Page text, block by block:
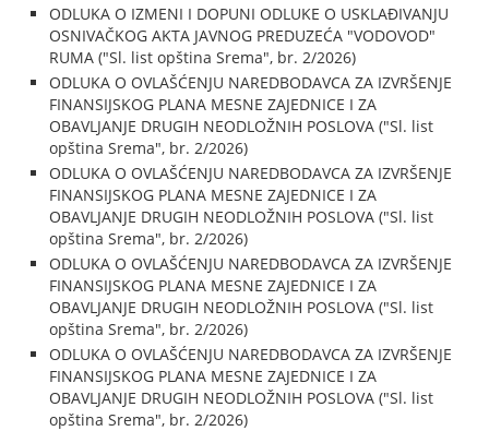
ODLUKA O IZMENI I DOPUNI ODLUKE O USKLAĐIVANJU
OSNIVAČKOG AKTA JAVNOG PREDUZEĆA "VODOVOD"
RUMA ("Sl. list opština Srema", br. 2/2026)
ODLUKA O OVLAŠĆENJU NAREDBODAVCA ZA IZVRŠENJE
FINANSIJSKOG PLANA MESNE ZAJEDNICE I ZA
OBAVLJANJE DRUGIH NEODLOŽNIH POSLOVA ("Sl. list
opština Srema", br. 2/2026)
ODLUKA O OVLAŠĆENJU NAREDBODAVCA ZA IZVRŠENJE
FINANSIJSKOG PLANA MESNE ZAJEDNICE I ZA
OBAVLJANJE DRUGIH NEODLOŽNIH POSLOVA ("Sl. list
opština Srema", br. 2/2026)
ODLUKA O OVLAŠĆENJU NAREDBODAVCA ZA IZVRŠENJE
FINANSIJSKOG PLANA MESNE ZAJEDNICE I ZA
OBAVLJANJE DRUGIH NEODLOŽNIH POSLOVA ("Sl. list
opština Srema", br. 2/2026)
ODLUKA O OVLAŠĆENJU NAREDBODAVCA ZA IZVRŠENJE
FINANSIJSKOG PLANA MESNE ZAJEDNICE I ZA
OBAVLJANJE DRUGIH NEODLOŽNIH POSLOVA ("Sl. list
opština Srema", br. 2/2026)